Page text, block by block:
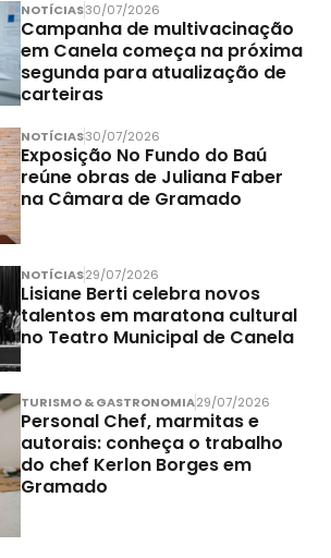
NOTÍCIAS30/07/2026
Campanha de multivacinação
em Canela começa na próxima
segunda para atualização de
carteiras
NOTÍCIAS30/07/2026
Exposição No Fundo do Baú
reúne obras de Juliana Faber
na Câmara de Gramado
NOTÍCIAS29/07/2026
Lisiane Berti celebra novos
talentos em maratona cultural
no Teatro Municipal de Canela
TURISMO & GASTRONOMIA29/07/2026
Personal Chef, marmitas e
autorais: conheça o trabalho
do chef Kerlon Borges em
Gramado